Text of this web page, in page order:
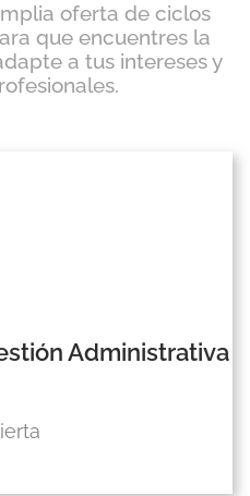
oferta de ciclos
que encuentres la
a tus intereses y
Administrativa